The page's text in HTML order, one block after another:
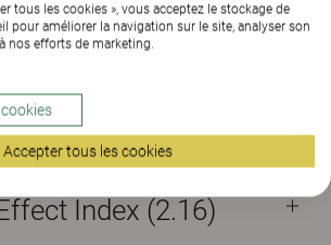
(6)
2)
Index (2.16)
tous les cookies », vous acceptez le stockage de
pour améliorer la navigation sur le site, analyser son
nos efforts de marketing.
Accepter tous les cookies